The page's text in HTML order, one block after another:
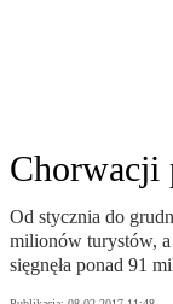
Chorwacji
Od stycznia do
milionów turystów,
sięgnęła ponad 91